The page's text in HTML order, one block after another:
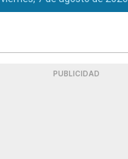
PUBLICIDAD